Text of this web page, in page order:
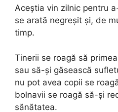
Aceştia vin zilnic pentru
se arată negreşit şi, de
timp.
Tinerii se roagă să
sau să-şi găsească
nu pot avea copii se
bolnavii se roagă să-şi
sănătatea.